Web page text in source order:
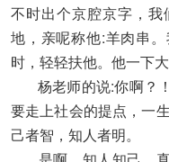
不时出个京腔京字，
地，亲呢称他:羊肉串
时，轻轻扶他。他一下
杨老师的说:你啊？
要走上社会的提点，一
己者智，知人者明。